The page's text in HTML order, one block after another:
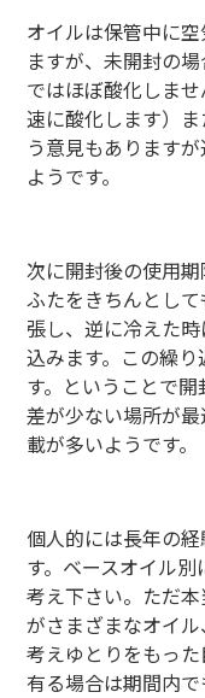
オイルは保管中に
ますが、未開封の
ではほぼ酸化しま
速に酸化します）
う意見もあります
ようです。
次に開封後の使用
ふたをきちんとし
張し、逆に冷えた
込みます。この繰
す。ということで
差が少ない場所が
載が多いようです。
個人的には長年の
す。ベースオイル
考え下さい。ただ
がさまざまなオイ
考えゆとりをもっ
有る場合は期間内で